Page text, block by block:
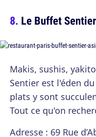
Le Buffet Sentier
Makis, sushis,
Sentier est l'éden
plats y sont
Tout ce qu'on
Adresse : 69 Rue